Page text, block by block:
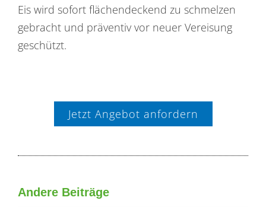
Eis wird sofort flächendeckend zu schmelzen
gebracht und präventiv vor neuer Vereisung
geschützt.
Jetzt Angebot anfordern
Andere Beiträge